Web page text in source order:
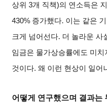
상위 3개 직책)의 연소득은
430% 증가했다. 이는 같은
크게 넘어선다. 더 놀라운 사
임금은 물가상승률에도 미치
것이다.왜 이런 현상이 일어
어떻게 연구했으며 결과는